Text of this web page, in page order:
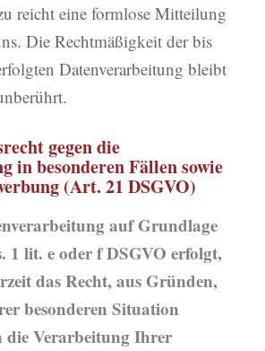
reicht eine formlose Mitteilung
Die Rechtmäßigkeit der bis
Datenverarbeitung bleibt
gegen die
in besonderen Fällen sowie
(Art. 21 DSGVO)
auf Grundlage
1 lit. e oder f DSGVO erfolgt,
das Recht, aus Gründen,
besonderen Situation
die Verarbeitung Ihrer